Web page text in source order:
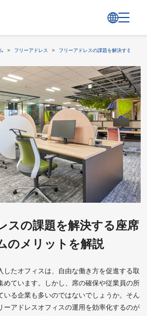
> フリーアドレス > フリーアドレスの課題を解決する座席
スの課題を解決する座席
のメリットを解説
したオフィスは、自由な働き方を促進する取
めています。しかし、席の確保や従業員の所
いる企業も多いのではないでしょうか。そん
ーアドレスオフィスの運用を効率化するのが